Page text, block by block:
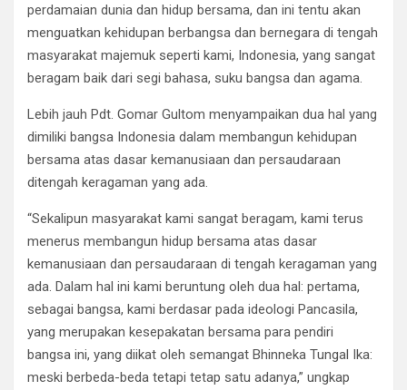
perdamaian dunia dan hidup bersama, dan ini tentu akan
menguatkan kehidupan berbangsa dan bernegara di tengah
masyarakat majemuk seperti kami, Indonesia, yang sangat
beragam baik dari segi bahasa, suku bangsa dan agama.
Lebih jauh Pdt. Gomar Gultom menyampaikan dua hal yang
dimiliki bangsa Indonesia dalam membangun kehidupan
bersama atas dasar kemanusiaan dan persaudaraan
ditengah keragaman yang ada.
“Sekalipun masyarakat kami sangat beragam, kami terus
menerus membangun hidup bersama atas dasar
kemanusiaan dan persaudaraan di tengah keragaman yang
ada. Dalam hal ini kami beruntung oleh dua hal: pertama,
sebagai bangsa, kami berdasar pada ideologi Pancasila,
yang merupakan kesepakatan bersama para pendiri
bangsa ini, yang diikat oleh semangat Bhinneka Tungal Ika:
meski berbeda-beda tetapi tetap satu adanya,” ungkap